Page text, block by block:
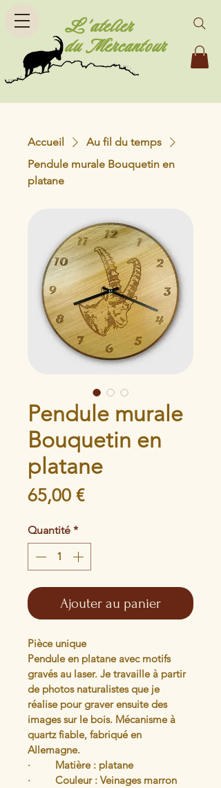
L'atelier
du Mercantour
Accueil
Au fil du temps
Pendule murale Bouquetin en
platane
Pendule murale
Bouquetin en
platane
65,00 €Prix
Quantité *
Ajouter au panier
Pièce unique
Pendule en platane avec motifs
gravés au laser. Je travaille à partir
de photos naturalistes que je
réalise pour graver ensuite des
images sur le bois. Mécanisme à
quartz fiable, fabriqué en
Allemagne.
·         Matière : platane
·         Couleur : Veinages marron